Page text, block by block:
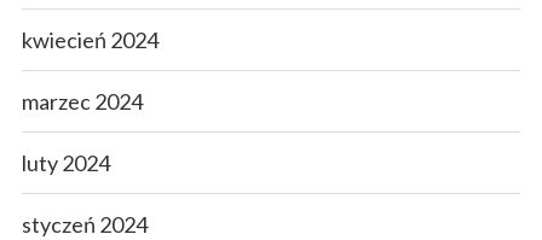
kwiecień 2024
marzec 2024
luty 2024
styczeń 2024